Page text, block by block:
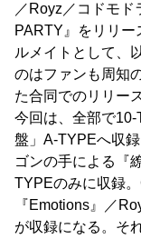
／Royz／コドモド
PARTY』をリリ
ルメイトとして、
のはファンも周知
た合同でのリリー
今回は、全部で
盤」A-TYPEへ収
ゴンの手による『
TYPEのみに収録
『Emotions』／
が収録になる。そ